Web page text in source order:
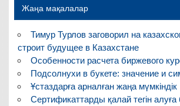
Жаңа мақалалар
Тимур Турлов заговорил на
строит будущее в Казахстане
Особенности расчета биржевого
Подсолнухи в букете: значение и
Ұстаздарға арналған жаңа мүмкіндік
Сертификаттарды қалай тегін алуға